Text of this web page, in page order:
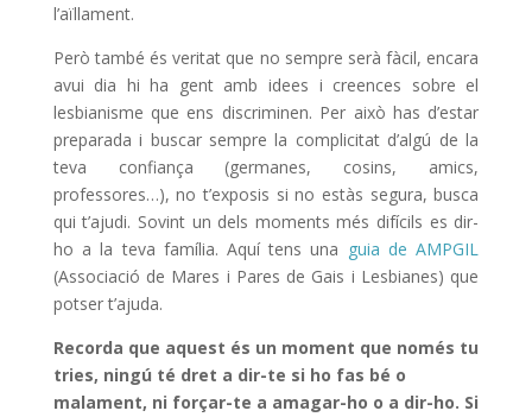
l’aïllament.
Però també és veritat que no sempre serà fàcil, encara
avui dia hi ha gent amb idees i creences sobre el
lesbianisme que ens discriminen. Per això has d’estar
preparada i buscar sempre la complicitat d’algú de la
teva confiança (germanes, cosins, amics,
professores…), no t’exposis si no estàs segura, busca
qui t’ajudi. Sovint un dels moments més difícils es dir-
ho a la teva família. Aquí tens una guia de AMPGIL
(Associació de Mares i Pares de Gais i Lesbianes) que
potser t’ajuda.
Recorda que aquest és un moment que només tu
tries, ningú té dret a dir-te si ho fas bé o
malament, ni forçar-te a amagar-ho o a dir-ho. Si